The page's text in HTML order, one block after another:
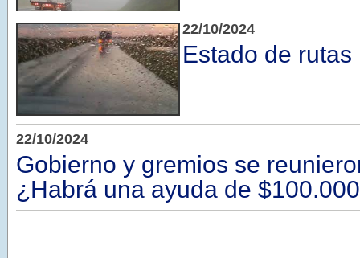
22/10/2024
Estado de rutas
22/10/2024
Gobierno y gremios se
¿Habrá una ayuda de